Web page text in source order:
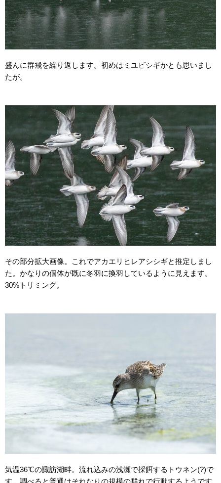
盛んに群飛を繰り返します。初めはミユビシギかとも思いまし
たが。
その部分拡大画像。これでアカエリヒレアシシギと推定しまし
た。かなりの個体が既に冬羽に換羽しているように見えます。
30%トリミング。
気温36℃の諏訪湖畔。流れ込みの浅瀬で採餌するトウネン(?)で